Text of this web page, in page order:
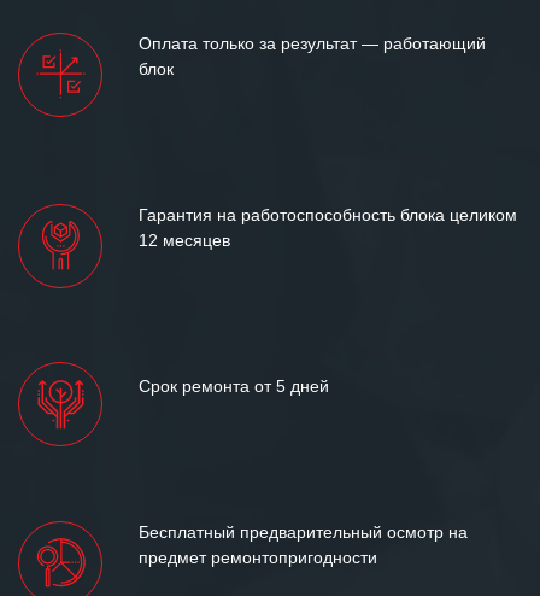
Оплата только за результат — работающий
блок
Гарантия на работоспособность блока целиком
12 месяцев
Срок ремонта от 5 дней
Бесплатный предварительный осмотр на
предмет ремонтопригодности